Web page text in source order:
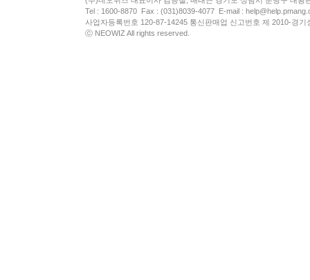
Tel : 1600-8870 Fax : (031)8039-4077 E-mail :
사업자등록번호 120-87-14245 통신판매업 신고번호 제 2010-경
ⓒ NEOWIZ All rights reserved.